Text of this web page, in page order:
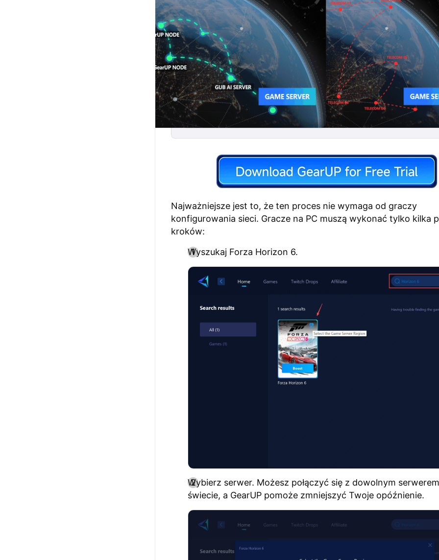
Najważniejsze jest to, że ten proces nie wymaga od graczy
konfigurowania sieci. Gracze na PC muszą wykonać tylko kilka
kroków:
Wyszukaj Forza Horizon 6.
Wybierz serwer. Możesz połączyć się z dowolnym
świecie, a GearUP pomoże zmniejszyć Twoje opóźnienie.